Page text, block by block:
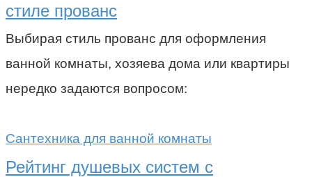
стиле прованс
Выбирая стиль прованс для оформления
ванной комнаты, хозяева дома или квартиры
нередко задаются вопросом:
Сантехника для ванной комнаты
Рейтинг душевых систем с